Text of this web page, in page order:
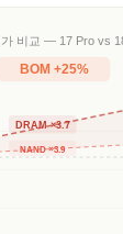
가 비교 — 17 Pro vs
BOM +25%
DRAM ×3.7
NAND ×3.9